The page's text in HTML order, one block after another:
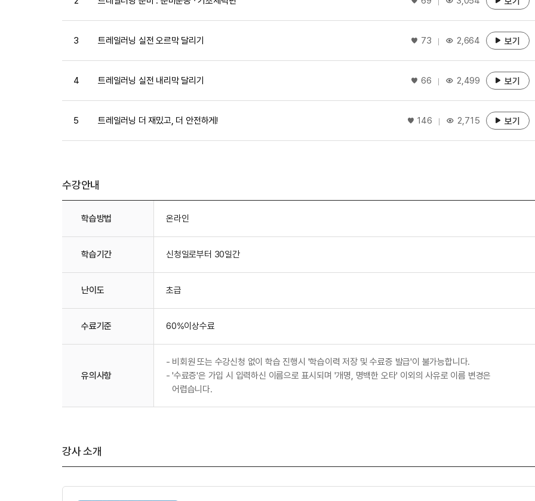
3 트레일러닝 실전 오르막 달리기 좋아요
73 2,664 보기
4 트레일러닝 실전 내리막 달리기 좋아요
66 2,499 보기
5 트레일러닝 더 재밌고, 더 안전하게! 좋아요
146 2,715 보기
수강안내
학습방법 온라인
학습기간 신청일로부터 30일간
난이도 초급
수료기준 60%이상수료
유의사항
- 비회원 또는 수강신청 없이 학습 진행시 '학습이력 저장 및 수료증 발급'이 불가능합니다.
- '수료증'은 가입 시 입력하신 이름으로 표시되며 '개명, 명백한 오타' 이외의 사유로 이름 변경은
어렵습니다.
강사 소개